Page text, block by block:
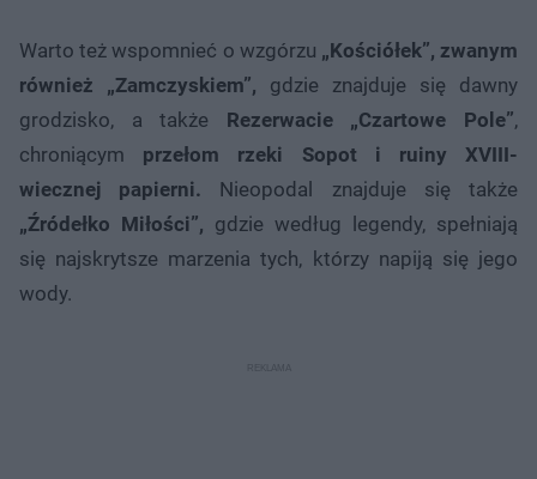
Warto też wspomnieć o wzgórzu „Kościółek”, zwanym
również „Zamczyskiem”, gdzie znajduje się dawny
grodzisko, a także Rezerwacie „Czartowe Pole”,
chroniącym przełom rzeki Sopot i ruiny XVIII-
wiecznej papierni. Nieopodal znajduje się także
„Źródełko Miłości”, gdzie według legendy, spełniają
się najskrytsze marzenia tych, którzy napiją się jego
wody.